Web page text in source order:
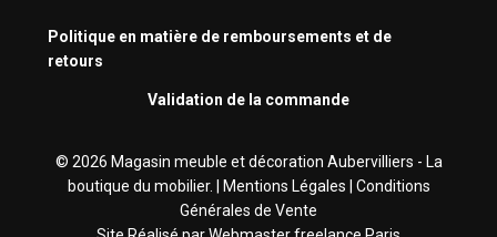
Politique en matière de remboursements et de
retours
Validation de la commande
© 2026 Magasin meuble et décoration Aubervilliers - La
boutique du mobilier. |
Mentions Légales
Conditions
Générales de Vente